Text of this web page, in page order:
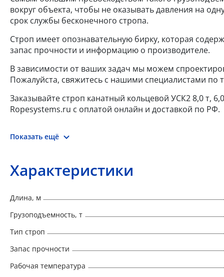
вокруг объекта, чтобы не оказывать давления на
срок службы бесконечного стропа.
Строп имеет опознавательную бирку, которая
запас прочности и информацию о производителе.
В зависимости от ваших задач мы можем
Пожалуйста, свяжитесь с нашими специалистами по
Заказывайте строп канатный кольцевой УСК2 8,0 т,
Ropesystems.ru с оплатой онлайн и доставкой по РФ.
Показать ещё
Характеристики
Длина, м
Грузоподъемность, т
Тип строп
Запас прочности
Рабочая температура